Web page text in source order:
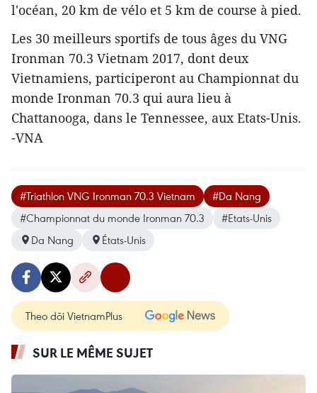
l'océan, 20 km de vélo et 5 km de course à pied.
Les 30 meilleurs sportifs de tous âges ​du VNG
Ironman 70.3 Vietnam 2017, dont deux
Vietnamiens, participeront au Championnat du
monde Ironman 70.3 qui aura lieu à
Chattanooga, dans le Tennessee, aux Etats-Unis.
-VNA
#Triathlon VNG Ironman 70.3 Vietnam
#Da Nang
#Championnat du monde Ironman 70.3
#Etats-Unis
Da Nang
États-Unis
Theo dõi VietnamPlus
SUR LE MÊME SUJET